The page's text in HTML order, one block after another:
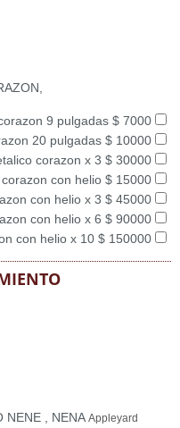
9 pulgadas $ 7000
20 pulgadas $ 10000
corazon x 3 $ 30000
con helio $ 15000
con helio x 3 $ 45000
con helio x 6 $ 90000
con helio x 10 $ 150000
NENE , NENA Appleyard